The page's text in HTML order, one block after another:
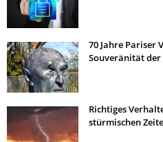
70 Jahre Pariser
Souveränität
Richtiges
stürmischen